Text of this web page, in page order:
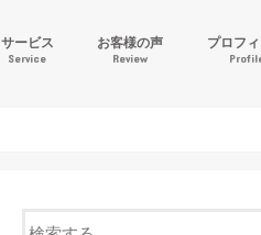
サービス
Service
お客様の声
Review
プロフ